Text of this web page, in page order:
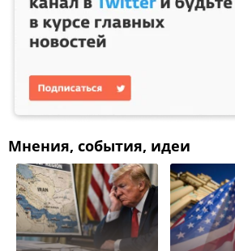
Мнения, события, идеи